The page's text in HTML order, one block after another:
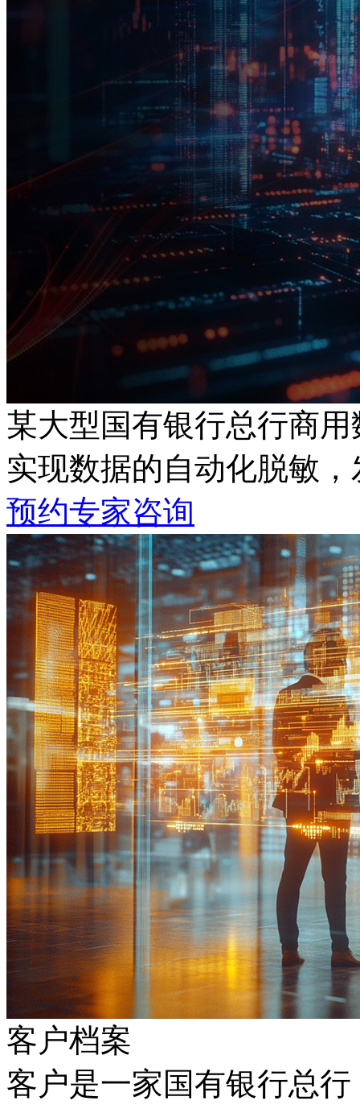
某大型国有银行总行商
实现数据的自动化脱敏
预约专家咨询
客户档案
客户是一家国有银行总行